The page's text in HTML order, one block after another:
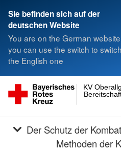
Sie befinden sich auf der
deutschen Website
You are on the German
you can use the switch to
the English one
KV
Methoden der